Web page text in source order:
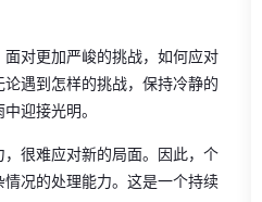
对更加严峻的挑战，如何应对
遇到怎样的挑战，保持冷静的
迎接光明。
很难应对新的局面。因此，个
况的处理能力。这是一个持续